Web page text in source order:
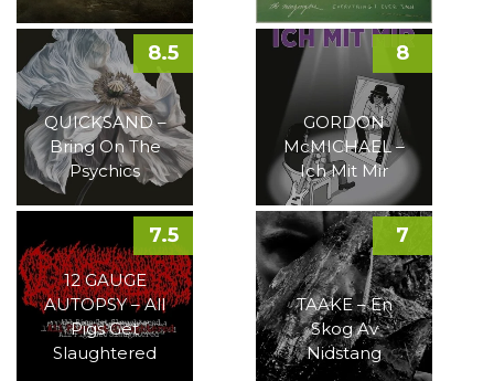
QUICKSAND –
Bring On The
Psychics
8.5
GORDON
McMICHAEL –
Ich Mit Mir
8
12 GAUGE
AUTOPSY – All
Pigs Get
Slaughtered
7.5
TAAKE – En
Skog Av
Nidstang
7